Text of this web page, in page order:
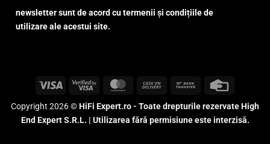
newsletter sunt de acord cu termenii și condițiile de
utilizare ale acestui site.
Visa
Visa
MasterCardCash
Delivery
Bank
Copyright 2026 ©HiFi Expert.ro - Toate drepturile rezervate High
End Expert S.R.L. | Utilizarea fără permisiune este interzisă.